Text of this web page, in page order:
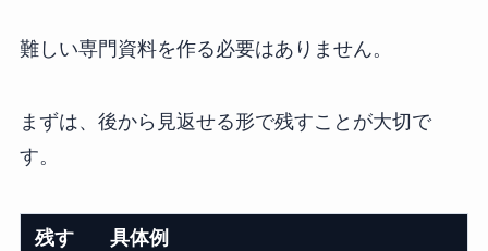
難しい専門資料を作る必要はありません。
まずは、後から見返せる形で残すことが大切で
す。
残す
具体例